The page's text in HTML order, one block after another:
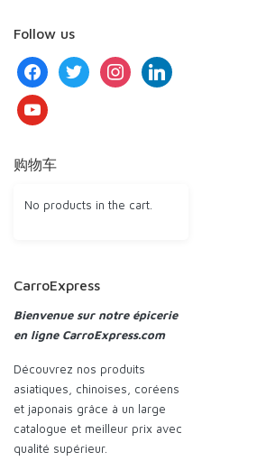
Follow us
facebooktwitter instagramlinkedin
youtube
购物车
No products in the cart.
CarroExpress
Bienvenue sur notre épicerie
en ligne CarroExpress.com
Découvrez nos produits
asiatiques, chinoises, coréens
et japonais grâce à un large
catalogue et meilleur prix avec
qualité supérieur.